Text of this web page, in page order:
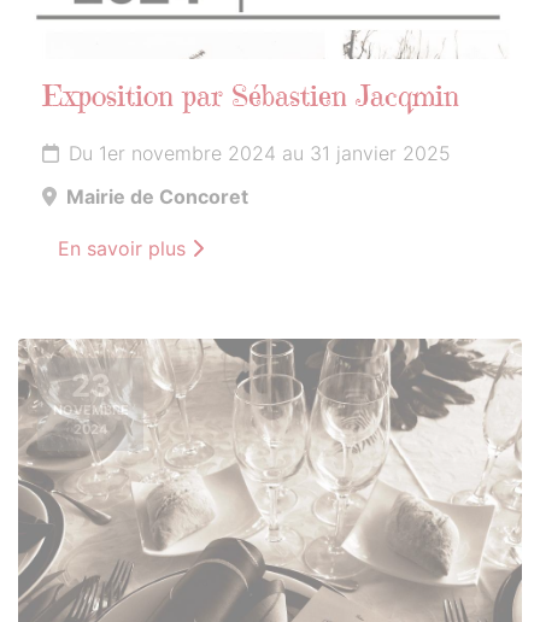
Exposition par Sébastien Jacqmin
Du 1er novembre 2024 au 31 janvier 2025
Mairie de Concoret
En savoir plus
23
NOVEMBRE
2024